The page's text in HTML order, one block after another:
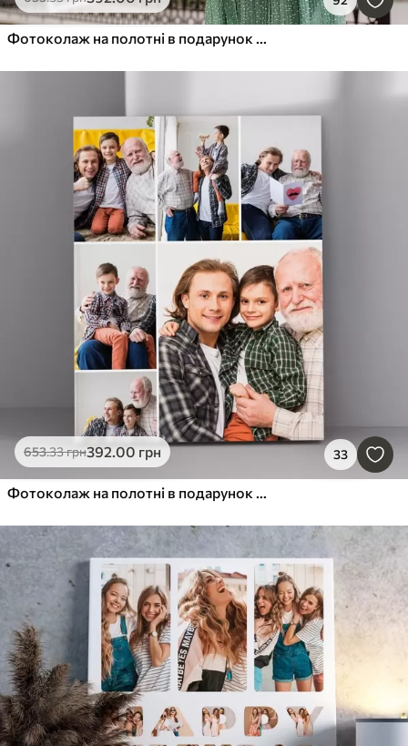
Фотоколаж на полотні в подарунок на ювілей
653.33грн392.00 грн 33
Фотоколаж на полотні в подарунок на ювілей